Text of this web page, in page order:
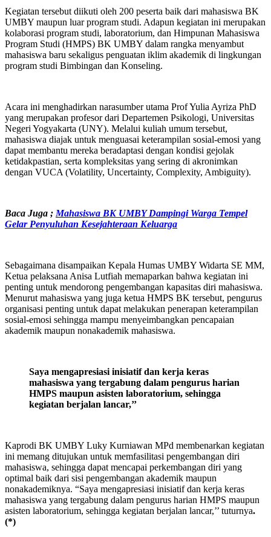
Kegiatan tersebut diikuti oleh 200 peserta baik dari mahasiswa BK
UMBY maupun luar program studi. Adapun kegiatan ini merupakan
kolaborasi program studi, laboratorium, dan Himpunan Mahasiswa
Program Studi (HMPS) BK UMBY dalam rangka menyambut
mahasiswa baru sekaligus penguatan iklim akademik di lingkungan
program studi Bimbingan dan Konseling.
Acara ini menghadirkan narasumber utama Prof Yulia Ayriza PhD
yang merupakan profesor dari Departemen Psikologi, Universitas
Negeri Yogyakarta (UNY). Melalui kuliah umum tersebut,
mahasiswa diajak untuk menguasai keterampilan sosial-emosi yang
dapat membantu mereka beradaptasi dengan kondisi gejolak
ketidakpastian, serta kompleksitas yang sering di akronimkan
dengan VUCA (Volatility, Uncertainty, Complexity, Ambiguity).
Baca Juga ; Mahasiswa BK UMBY Dampingi Warga Tempel
Gelar Penyuluhan Kesejahteraan Keluarga
Sebagaimana disampaikan Kepala Humas UMBY Widarta SE MM,
Ketua pelaksana Anisa Lutfiah memaparkan bahwa kegiatan ini
penting untuk mendorong pengembangan kapasitas diri mahasiswa.
Menurut mahasiswa yang juga ketua HMPS BK tersebut, pengurus
organisasi penting untuk dapat melakukan penerapan keterampilan
sosial-emosi sehingga mampu menyeimbangkan pencapaian
akademik maupun nonakademik mahasiswa.
Saya mengapresiasi inisiatif dan kerja keras
mahasiswa yang tergabung dalam pengurus harian
HMPS maupun asisten laboratorium, sehingga
kegiatan berjalan lancar,’’
Kaprodi BK UMBY Luky Kurniawan MPd membenarkan kegiatan
ini memang ditujukan untuk memfasilitasi pengembangan diri
mahasiswa, sehingga dapat mencapai perkembangan diri yang
optimal baik dari sisi pengembangan akademik maupun
nonakademiknya. “Saya mengapresiasi inisiatif dan kerja keras
mahasiswa yang tergabung dalam pengurus harian HMPS maupun
asisten laboratorium, sehingga kegiatan berjalan lancar,’’ tuturnya.
(*)